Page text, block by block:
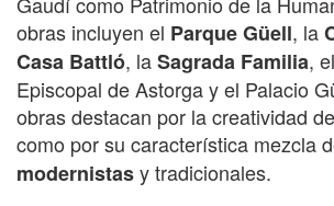
obras incluyen el Parque Güell, la
Casa Battló, laSagrada Familia,
Episcopal de Astorga y el Palacio
obras destacan por la creatividad
como por su característica mezcla
modernistasy tradicionales.